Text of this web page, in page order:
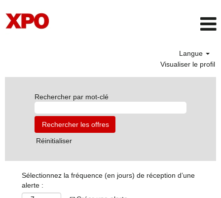
Langue
Visualiser le profil
Rechercher par mot-clé
Réinitialiser
Sélectionnez la fréquence (en jours) de réception d’une
alerte :